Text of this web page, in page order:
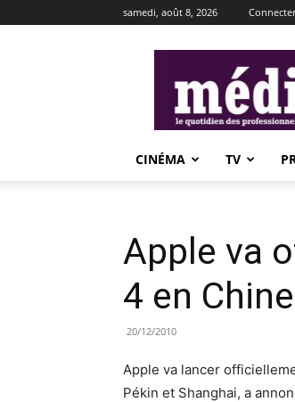
samedi, août 8, 2026
CINÉMA TV
Apple va
4 en
20/12/2010
Apple va lancer
Pékin et Shanghai, a